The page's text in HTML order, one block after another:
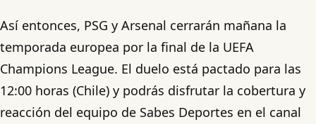
Así entonces, PSG y Arsenal cerrarán mañana la
temporada europea por la final de la UEFA
Champions League. El duelo está pactado para las
12:00 horas (Chile) y podrás disfrutar la cobertura y
reacción del equipo de Sabes Deportes en el canal